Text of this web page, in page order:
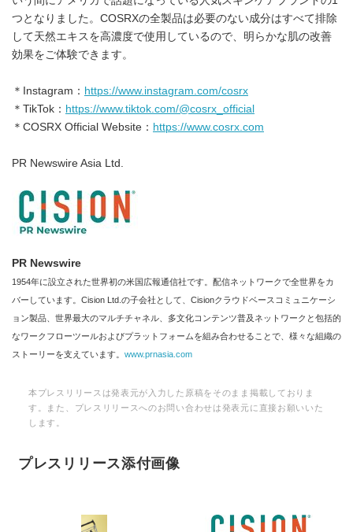
つとなりました。COSRXの全製品は必要のない成分はすべて排除
して天然エキスを高濃度で使用しているので、明らかな肌の改善
効果をご体験できます。
＊Instagram： https://www.instagram.com/cosrx
＊TikTok： https://www.tiktok.com/@cosrx_official
＊COSRX Official Website： https://www.cosrx.com
PR Newswire Asia Ltd.
PR Newswire
1954年に設立された世界初の米国広報通信社です。配信ネットワークで全世界をカ
バーしています。Cision Ltd.の子会社として、Cisionクラウドベースコミュニケーシ
ョン製品、世界最大のマルチチャネル、多文化コンテンツ普及ネットワークと包括的
なワークフローツールおよびプラットフォームを組み合わせることで、様々な組織の
ストーリーを支えています。 www.prnasia.com
本プレスリリースは発表元が入力した原稿をそのまま掲載しておりま
す。また、プレスリリースへのお問い合わせは発表元に直接お願いいた
します。
プレスリリース添付画像